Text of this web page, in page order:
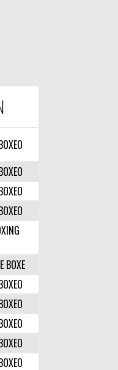
BOXE